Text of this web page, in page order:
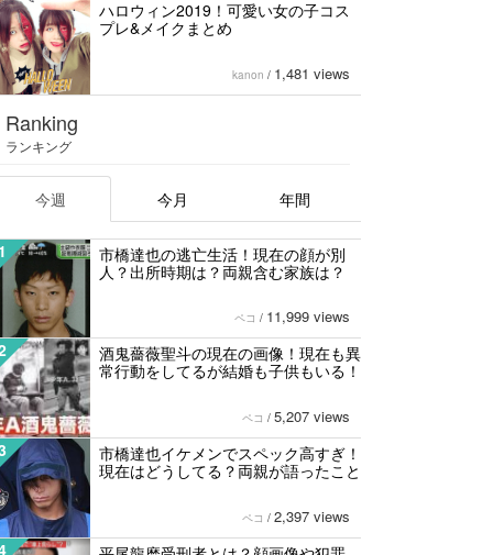
ハロウィン2019！可愛い女の子コス
プレ&メイクまとめ
kanon / 1,481 views
Ranking
ランキング
今週 今月 年間
市橋達也の逃亡生活！現在の顔が別
人？出所時期は？両親含む家族は？
ペコ / 11,999 views
酒鬼薔薇聖斗の現在の画像！現在も異
常行動をしてるが結婚も子供もいる！
ペコ / 5,207 views
市橋達也イケメンでスペック高すぎ！
現在はどうしてる？両親が語ったこと
ペコ / 2,397 views